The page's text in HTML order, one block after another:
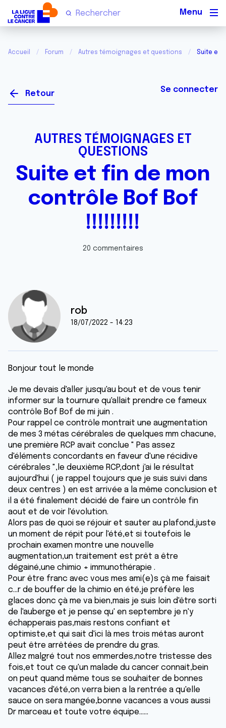
Accueil Forum Autres témoignages et questions Suite et
Retour Se connecter
AUTRES TÉMOIGNAGES ET
QUESTIONS
Suite et fin de mon
contrôle Bof Bof
!!!!!!!!!
20 commentaires
rob
18/07/2022 - 14:23
Bonjour tout le monde
Je me devais d'aller jusqu'au bout et de vous tenir
informer sur la tournure qu'allait prendre ce fameux
contrôle Bof Bof de mi juin .
Pour rappel ce contrôle montrait une augmentation
de mes 3 métas cérébrales de quelques mm chacune,
une première RCP avait conclue " Pas assez
d'éléments concordants en faveur d'une récidive
cérébrales ",le deuxième RCP,dont j'ai le résultat
aujourd'hui ( je rappel toujours que je suis suivi dans
deux centres ) en est arrivée a la même conclusion et
il a été finalement décidé de faire un contrôle fin
aout et de voir l'évolution.
Alors pas de quoi se réjouir et sauter au plafond,juste
un moment de répit pour l'été,et si toutefois le
prochain examen montre une nouvelle
augmentation,un traitement est prêt a être
dégainé,une chimio + immunothérapie .
Pour être franc avec vous mes ami(e)s çà me faisait
c...r de bouffer de la chimio en été,je préfère les
glaces donc çà me va bien,mais je suis loin d'être sorti
de l'auberge et je pense qu' en septembre je n'y
échapperais pas,mais restons confiant et
optimiste,et qui sait d'ici là mes trois métas auront
peut être arrêtées de prendre du gras.
Allez malgré tout nos emmerdes,notre tristesse des
fois,et tout ce qu'un malade du cancer connait,bein
on peut quand même tous se souhaiter de bonnes
vacances d'été,on verra bien a la rentrée a qu'elle
sauce on sera mangée,bonne vacances a vous aussi
Dr marceau et toute votre équipe......